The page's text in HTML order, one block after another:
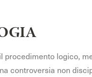
procedimento logico,
controversia non